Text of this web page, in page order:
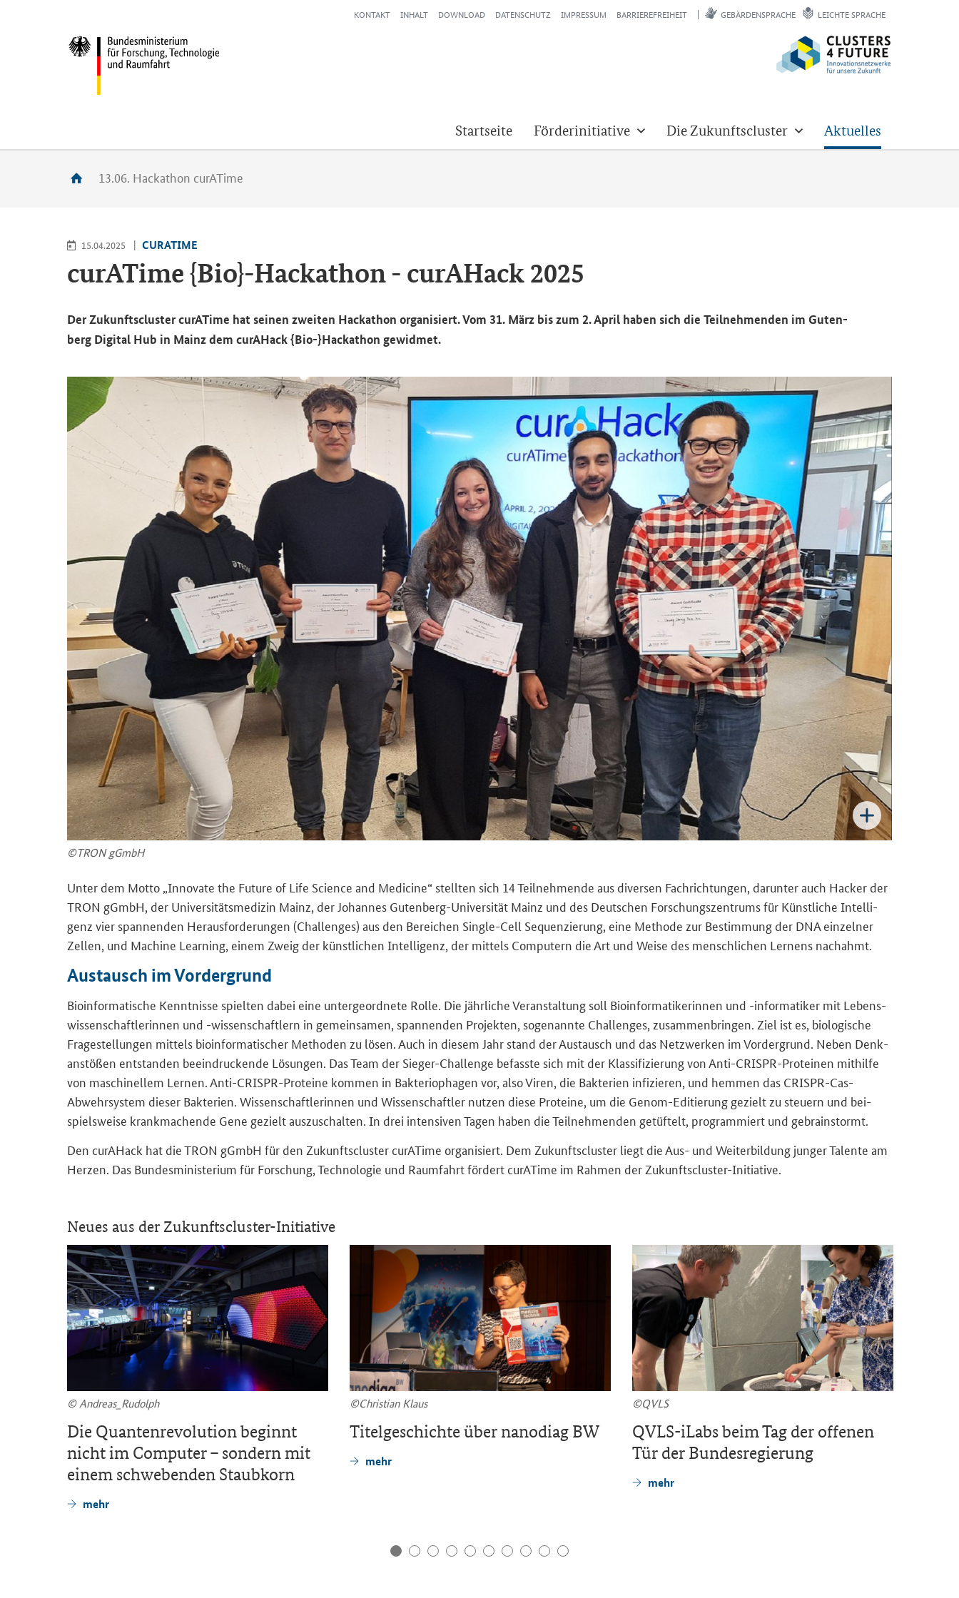
KONTAKT INHALT DOWNLOAD DATENSCHUTZ IMPRESSUM BARRIEREFREIHEIT GEBÄRDENSPRACHE LEICHTE SPRACHE
Startseite Förderinitiative Die Zukunftscluster Aktuelles
13.06. Hackathon curATime
15.04.2025 CU­RA­TI­ME
cu­rA­Ti­me {Bio}-​Hackathon - curA­Hack 2025
Der Zu­kunfts­clus­tercurATime hat sei­nen zwei­ten Hackathon or­ga­ni­siert. Vom 31. März bis zum 2. April haben sich die Teil­neh­men­den im Gu­ten­
berg Digital Hub in Mainz dem curAHack{Bio-}Hackathon ge­wid­met.
©TRON gGmbH
Unter dem Motto „ Innovate the Future of Life Science and Medicine“ stell­ten sich 14 Teil­neh­men­de aus di­ver­sen Fach­rich­tun­gen, dar­un­ter auch Ha­cker der
TRON gGmbH, der Uni­ver­si­täts­me­di­zin Mainz, der Jo­han­nes Gutenberg-​Universität Mainz und des Deut­schen For­schungs­zen­trums für Künst­li­che In­tel­li­
genz vier span­nen­den Her­aus­for­de­run­gen (Challenges) aus den Be­rei­chen Single-Cell Sequenzierung , eine Me­tho­de zur Be­stim­mung der DNA ein­zel­ner
Zel­len, und Ma­chi­ne Lear­ning, einem Zweig der künst­li­chen In­tel­li­genz, der mit­tels Com­pu­tern die Art und Weise des mensch­li­chen Ler­nens nach­ahmt.
Aus­tausch im Vor­der­grund
Bio­in­for­ma­ti­sche Kennt­nis­se spiel­ten dabei eine un­ter­ge­ord­ne­te Rolle. Die jähr­li­che Ver­an­stal­tung soll Bio­in­for­ma­ti­ke­rin­nen und -​informatiker mit Le­bens­
wis­sen­schaft­le­rin­nen und -​wissenschaftlern in ge­mein­sa­men, span­nen­den Pro­jek­ten, so­ge­nann­te Challenges , zu­sam­men­brin­gen. Ziel ist es, bio­lo­gi­sche
Fra­ge­stel­lun­gen mit­tels bio­in­for­ma­ti­scher Me­tho­den zu lösen. Auch in die­sem Jahr stand der Aus­tausch und das Netz­wer­ken im Vor­der­grund. Neben Denk­
an­stö­ßen ent­stan­den be­ein­dru­cken­de Lö­sun­gen. Das Team der Sieger-​Challenge be­fass­te sich mit der Klas­si­fi­zie­rung von Anti-​CRISPR-Proteinen mit­hil­fe
von ma­schi­nel­lem Ler­nen. Anti-​CRISPR-Proteine kom­men in Bak­te­rio­pha­gen vor, also Viren, die Bak­te­ri­en in­fi­zie­ren, und hem­men das CRISPR-​Cas-
Abwehrsystem die­ser Bak­te­ri­en. Wis­sen­schaft­le­rin­nen und Wis­sen­schaft­ler nut­zen diese Pro­te­ine, um die Genom-​Editierung ge­zielt zu steu­ern und bei­
spiels­wei­se krank­ma­chen­de Gene ge­zielt aus­zu­schal­ten. In drei in­ten­si­ven Tagen haben die Teil­neh­men­den ge­tüf­telt, pro­gram­miert und ge­brain­stormt.
Den curAHack hat die TRON gGmbH für den Zu­kunfts­clus­ter cu­rA­Ti­me or­ga­ni­siert. Dem Zu­kunfts­clus­ter liegt die Aus- und Wei­ter­bil­dung jun­ger Ta­len­te am
Her­zen. Das Bun­des­mi­nis­te­ri­um für For­schung, Tech­no­lo­gie und Raum­fahrt för­dert curATime im Rah­men der Zukunftscluster-​Initiative.
Neues aus der Zukunftscluster-​Initiative
© An­dre­as_­Ru­dolph
Die Quan­ten­re­vo­lu­ti­on be­ginnt
nicht im Com­pu­ter – son­dern mit
einem schwe­ben­den Staub­korn
mehr
©Chris­ti­an Klaus
Ti­tel­ge­schich­te über na­n­o­diag BW
mehr
©QVLS
QVLS-iLabsbeim Tag der of­fe­nen
Tür der Bun­des­re­gie­rung
mehr